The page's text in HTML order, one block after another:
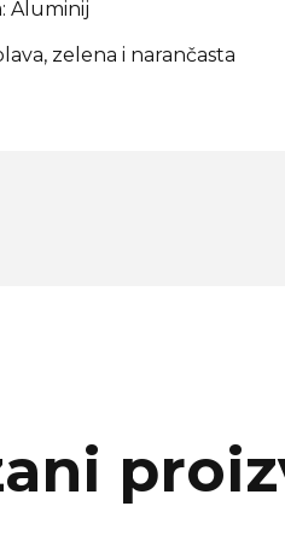
Aluminij
zelena i narančasta